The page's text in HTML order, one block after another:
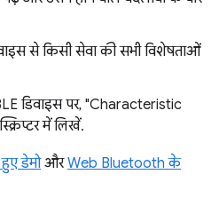
से किसी सेवा की सभी विशेषताओं
डिवाइस पर, "Characteristic
में लिखें.
डेमोऔरWeb Bluetooth के